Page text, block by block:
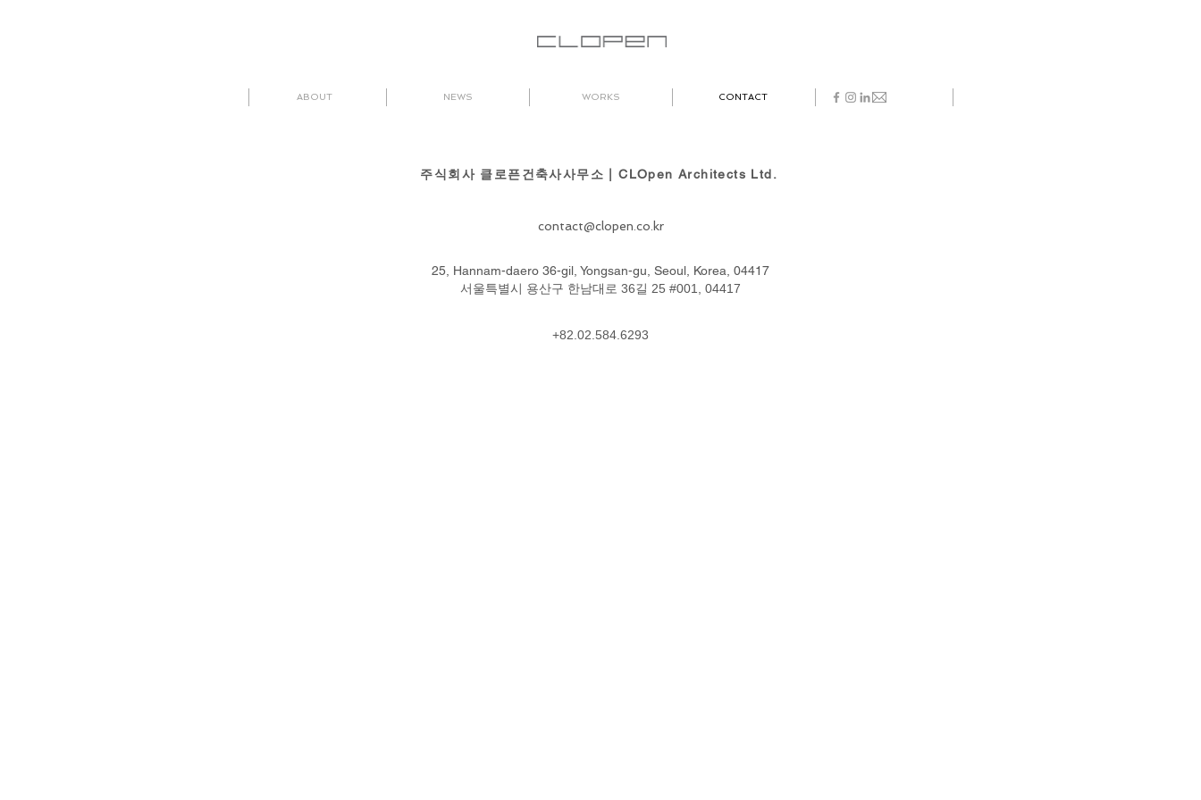
ABOUT NEWS WORKS CONTACT
주식회사 클로픈건축사사무소 |CLOpen Architects Ltd.
contact@clopen.co.kr
25, Hannam-daero 36-gil, Yongsan-gu, Seoul, Korea, 04417
​서울특별시 용산구 한남대로 36길 25 #001, 04417
+82.02.584.6293